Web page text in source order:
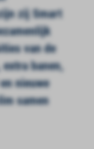
zij Smart
van de
banen,
nieuwe
samen